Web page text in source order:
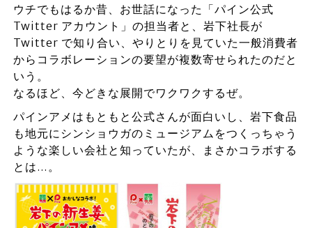
ウチでもはるか昔、お世話になった「パイン公式
Twitter アカウント」の担当者と、岩下社長が
Twitter で知り合い、やりとりを見ていた一般消費者
からコラボレーションの要望が複数寄せられたのだと
いう。
なるほど、今どきな展開でワクワクするぜ。
パインアメはもともと公式さんが面白いし、岩下食品
も地元にシンショウガのミュージアムをつくっちゃう
ような楽しい会社と知っていたが、まさかコラボする
とは…。